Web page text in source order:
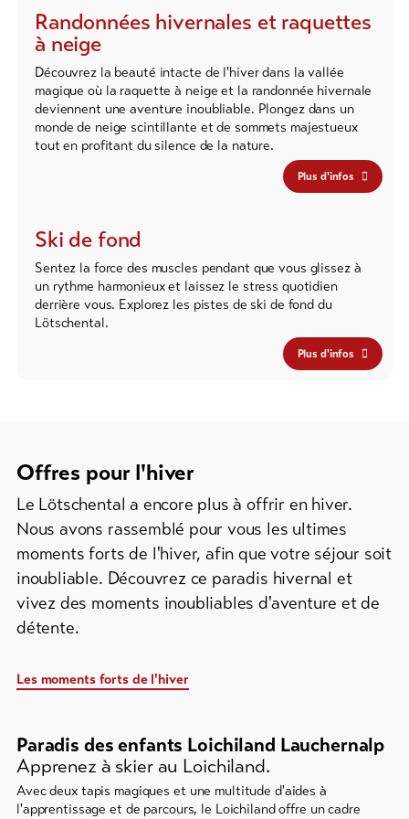
Randonnées hivernales et raquettes
à neige
Découvrez la beauté intacte de l'hiver dans la vallée
magique où la raquette à neige et la randonnée hivernale
deviennent une aventure inoubliable. Plongez dans un
monde de neige scintillante et de sommets majestueux
tout en profitant du silence de la nature.
Plus d'infos
Ski de fond
Sentez la force des muscles pendant que vous glissez à
un rythme harmonieux et laissez le stress quotidien
derrière vous. Explorez les pistes de ski de fond du
Lötschental.
Plus d'infos
Offres pour l'hiver
Le Lötschental a encore plus à offrir en hiver.
Nous avons rassemblé pour vous les ultimes
moments forts de l'hiver, afin que votre séjour soit
inoubliable. Découvrez ce paradis hivernal et
vivez des moments inoubliables d'aventure et de
détente.
Les moments forts de l'hiver
un
élément
de
Paradis des enfants Loichiland Lauchernalp
Apprenez à skier au Loichiland.
Avec deux tapis magiques et une multitude d'aides à
l'apprentissage et de parcours, le Loichiland offre un cadre